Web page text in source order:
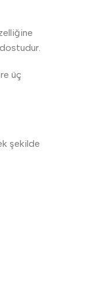
üç
şekilde